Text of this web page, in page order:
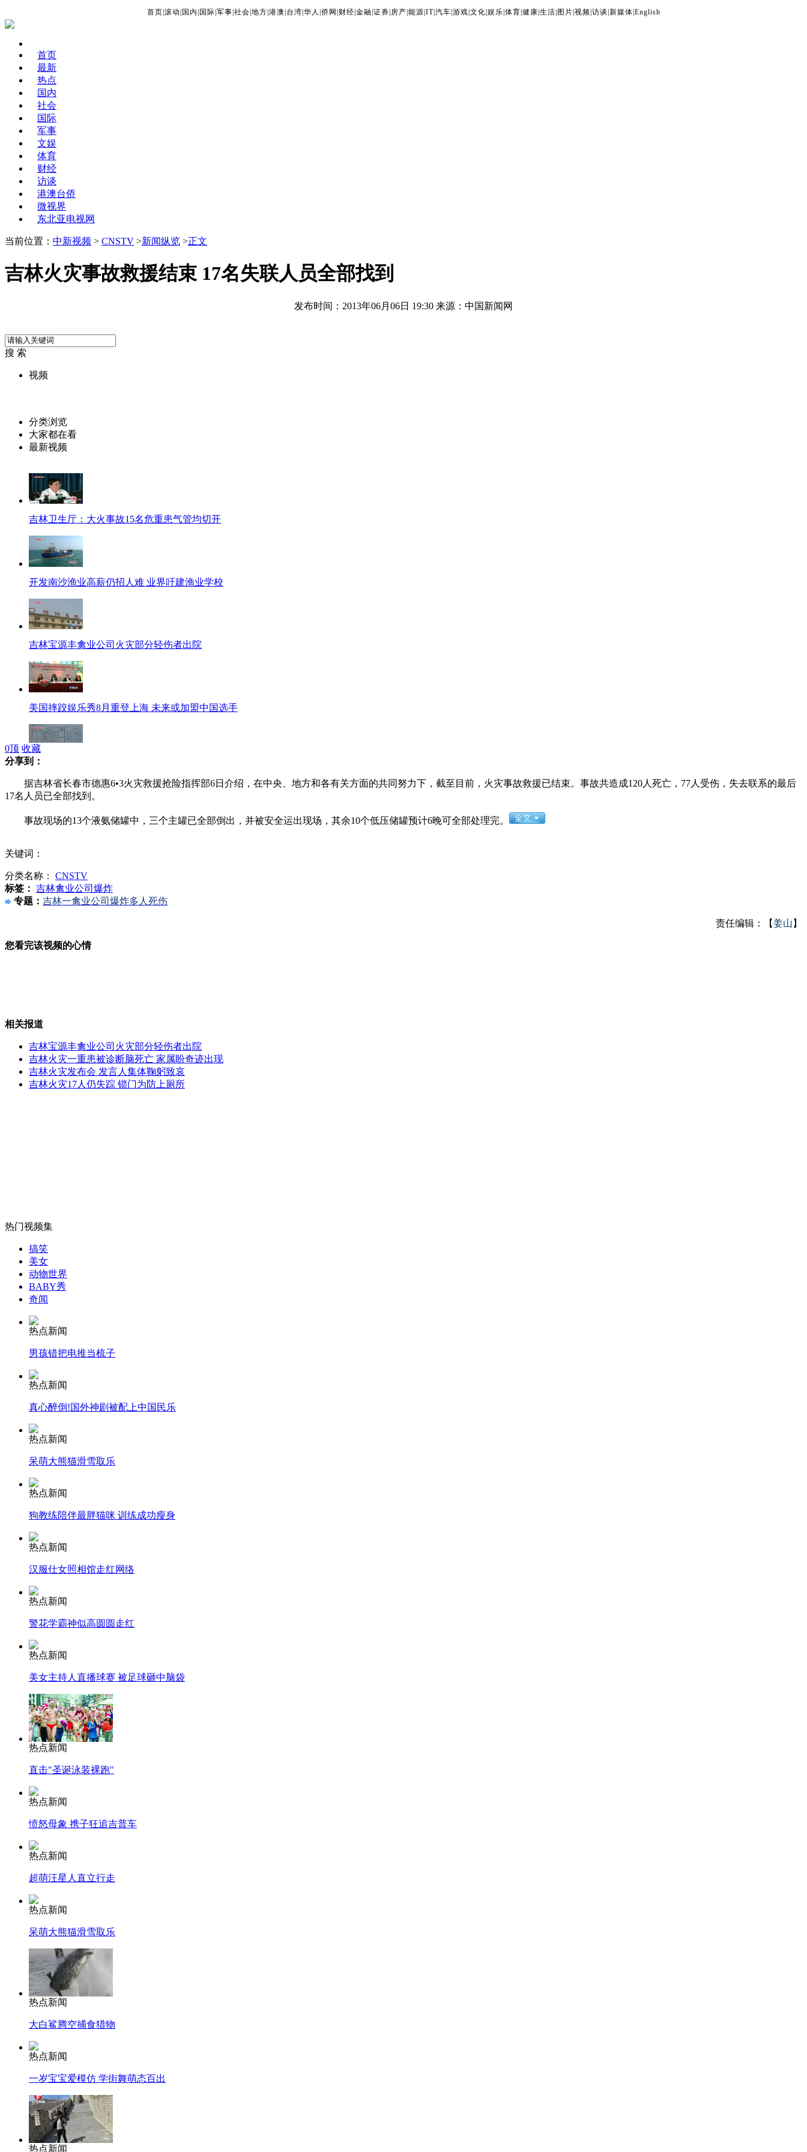
首页 滚动 国内 国际 军事 社会 地方 港澳 台湾 华人 侨网 财经 金融 证券 房产 能源 IT| 汽车 游戏 文化 娱乐 体育 健康 生活 图片 视频 访谈 新媒体 English
首页
最新
热点
国内
社会
国际
军事
文娱
体育
财经
访谈
港澳台侨
微视界
东北亚电视网
当前位置： 中新视频 > CNSTV >新闻纵览 >正文
吉林火灾事故救援结束 17名失联人员全部找到
发布时间：2013年06月06日 19:30 来源：中国新闻网
搜 索
视频
分类浏览
大家都在看
最新视频
吉林卫生厅：大火事故15名危重患气管均切开
开发南沙渔业高薪仍招人难 业界吁建渔业学校
吉林宝源丰禽业公司火灾部分轻伤者出院
美国摔跤娱乐秀8月重登上海 未来或加盟中国选手
老挝副总理南博会开幕式“秀”中文促合作
河北楼盘打出北京七环路广告：45分钟进京
延安城管中有1/4是临时工
无痛分娩是否安全 医生回应
外交部：反对强权政治霸凌主义
安徽一实载49人客车翻车
走！跟着总书记去植树
消防员救轻生者
纽约上演“枕头大战”
司机酒驾遇交警 急速倒车逃窜
0顶 收藏
分享到：
据吉林省长春市德惠6•3火灾救援抢险指挥部6日介绍，在中央、地方和各有关方面的共同努力下，截至目前，火灾事故救援已结束。事故共造成120人死亡，77人受伤，失去联系的最后
17名人员已全部找到。
事故现场的13个液氨储罐中，三个主罐已全部倒出，并被安全运出现场，其余10个低压储罐预计6晚可全部处理完。
关键词：
分类名称： CNSTV
标签： 吉林禽业公司爆炸
专题： 吉林一禽业公司爆炸多人死伤
责任编辑：【姜山 】
您看完该视频的心情
相关报道
吉林宝源丰禽业公司火灾部分轻伤者出院
吉林火灾一重患被诊断脑死亡 家属盼奇迹出现
吉林火灾发布会 发言人集体鞠躬致哀
吉林火灾17人仍失踪 锁门为防上厕所
热门视频集
搞笑
美女
动物世界
BABY秀
奇闻
热点新闻
男孩错把电推当梳子
热点新闻
真心醉倒!国外神剧被配上中国民乐
热点新闻
呆萌大熊猫滑雪取乐
热点新闻
狗教练陪伴最胖猫咪 训练成功瘦身
热点新闻
汉服仕女照相馆走红网络
热点新闻
警花学霸神似高圆圆走红
热点新闻
美女主持人直播球赛 被足球砸中脑袋
热点新闻
直击"圣诞泳装裸跑"
热点新闻
愤怒母象 携子狂追吉普车
热点新闻
超萌汪星人直立行走
热点新闻
呆萌大熊猫滑雪取乐
热点新闻
大白鲨腾空捕食猎物
热点新闻
一岁宝宝爱模仿 学街舞萌态百出
热点新闻